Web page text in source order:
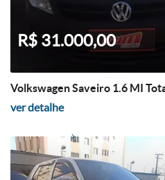
R$ 31.000,00
Volkswagen Saveiro 1.6 MI
ver detalhe